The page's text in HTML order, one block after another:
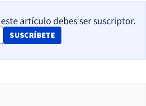
artículo debes ser suscriptor.
SUSCRÍBETE
OPENS IN NEW WINDOW